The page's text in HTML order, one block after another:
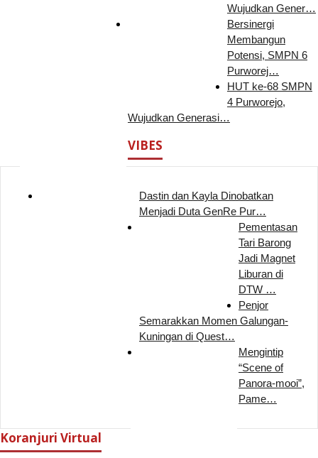
Wujudkan Gener…
Bersinergi
Membangun
Potensi, SMPN 6
Purworej…
HUT ke-68 SMPN
4 Purworejo,
Wujudkan Generasi…
VIBES
Dastin dan Kayla Dinobatkan
Menjadi Duta GenRe Pur…
Pementasan
Tari Barong
Jadi Magnet
Liburan di
DTW …
Penjor
Semarakkan Momen Galungan-
Kuningan di Quest…
Mengintip
“Scene of
Panora-mooi”,
Pame…
Koranjuri Virtual